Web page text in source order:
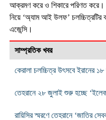
আক্রমণ করে ও শিকারে পরিণত
নিয়ে ‘অ্যাম আই উলফ’ চলচ্চিত্রটির
এজেন্সি।
সাম্প্রতিক খবর
কেরালা চলচ্চিত্র উৎসবে ইরানের ১৮
তেহরানে ২৮ জুলাই শুরু হচ্ছে
রায়িসির স্মরণে তেহরানে ‘জাতির